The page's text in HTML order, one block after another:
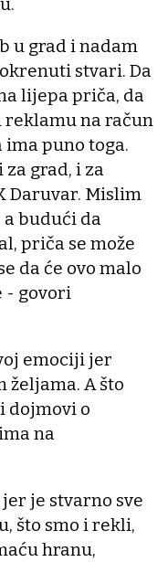
u grad i nadam
stvari. Da
lijepa priča, da
na račun
ima puno toga.
grad, i za
Daruvar. Mislim
budući da
priča se može
da će ovo malo
- govori
emociji jer
željama. A što
dojmovi o
na
je stvarno sve
što smo i rekli,
hranu,